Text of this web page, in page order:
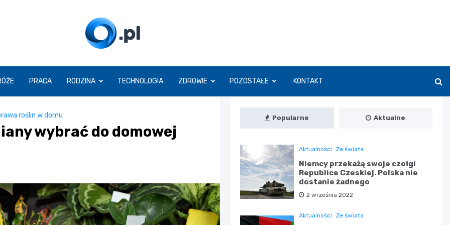
O.pl
PRACA RODZINA TECHNOLOGIA ZDROWIE POZOSTAŁE KONTAKT
roślin w domu
wybrać do domowej
Popularne Aktualne
Aktualności Ze świata
Niemcy przekażą swoje czołgi
Republice Czeskiej. Polska nie
dostanie żadnego
2 września 2022
Aktualności Ze świata